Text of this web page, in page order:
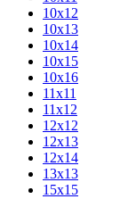
10х12
10х13
10х14
10х15
10х16
11х11
11х12
12х12
12х13
12х14
13х13
15х15